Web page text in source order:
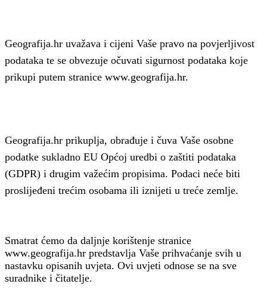
Geografija.hr uvažava i cijeni Vaše pravo na povjerljivost
podataka te se obvezuje očuvati sigurnost podataka koje
prikupi putem stranice www.geografija.hr.
Geografija.hr prikuplja, obrađuje i čuva Vaše osobne
podatke sukladno EU Općoj uredbi o zaštiti podataka
(GDPR) i drugim važećim propisima. Podaci neće biti
proslijeđeni trećim osobama ili iznijeti u treće zemlje.
Smatrat ćemo da daljnje korištenje stranice
www.geografija.hr predstavlja Vaše prihvaćanje svih u
nastavku opisanih uvjeta. Ovi uvjeti odnose se na sve
suradnike i čitatelje.